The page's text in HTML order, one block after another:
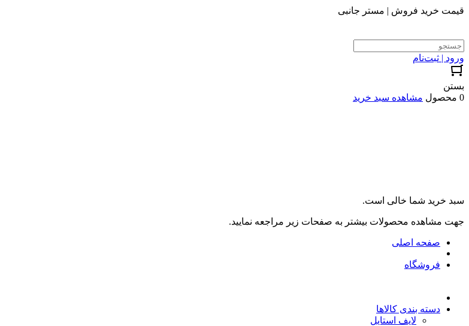
قیمت خرید فروش | مستر جانبی
ورود | ثبت‌نام
بستن
0 محصول
مشاهده سبد خرید
سبد خرید شما خالی است.
جهت مشاهده محصولات بیشتر به صفحات زیر مراجعه نمایید.
صفحه اصلی
فروشگاه
دسته بندی کالاها
لایف استایل